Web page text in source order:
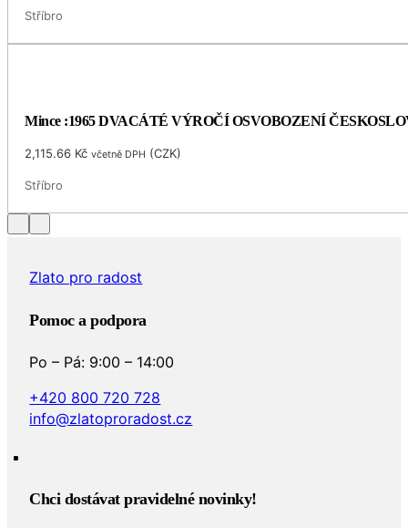
Stříbro
Mince :1965 DVACÁTÉ VÝROČÍ OSVOBOZENÍ
2,115.66 Kč včetně DPH (CZK)
Stříbro
Zlato pro radost
Pomoc a podpora
Po – Pá: 9:00 – 14:00
+420 800 720 728
info@zlatoproradost.cz
Chci dostávat pravidelné novinky!​